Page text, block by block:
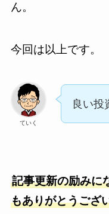
ん。
今回は以上です。
ていく
良い投
記事更新の励みに
もありがとうござ